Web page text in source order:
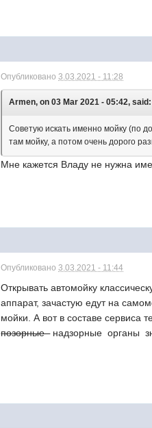
Опубликовано3.03.2021 - 11:28
Armen, on 03 Mar 2021 - 05:42, said:
Советую искать именно мойку (по
там мойку, а потом очень дорого
Мне кажется Владу не нужна
Опубликовано3.03.2021 - 11:44
Открывать автомойку
аппарат, зачастую едут на
мойки. А вот в составе сервиса
позорныенадзорные органы